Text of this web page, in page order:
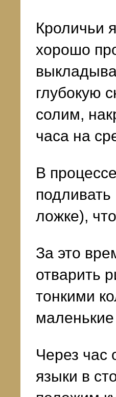
Кроличьи
хорошо
глубокую
солим,
часа на
В
ложке),
За это
отварить
тонкими
маленькие
Через час
языки в